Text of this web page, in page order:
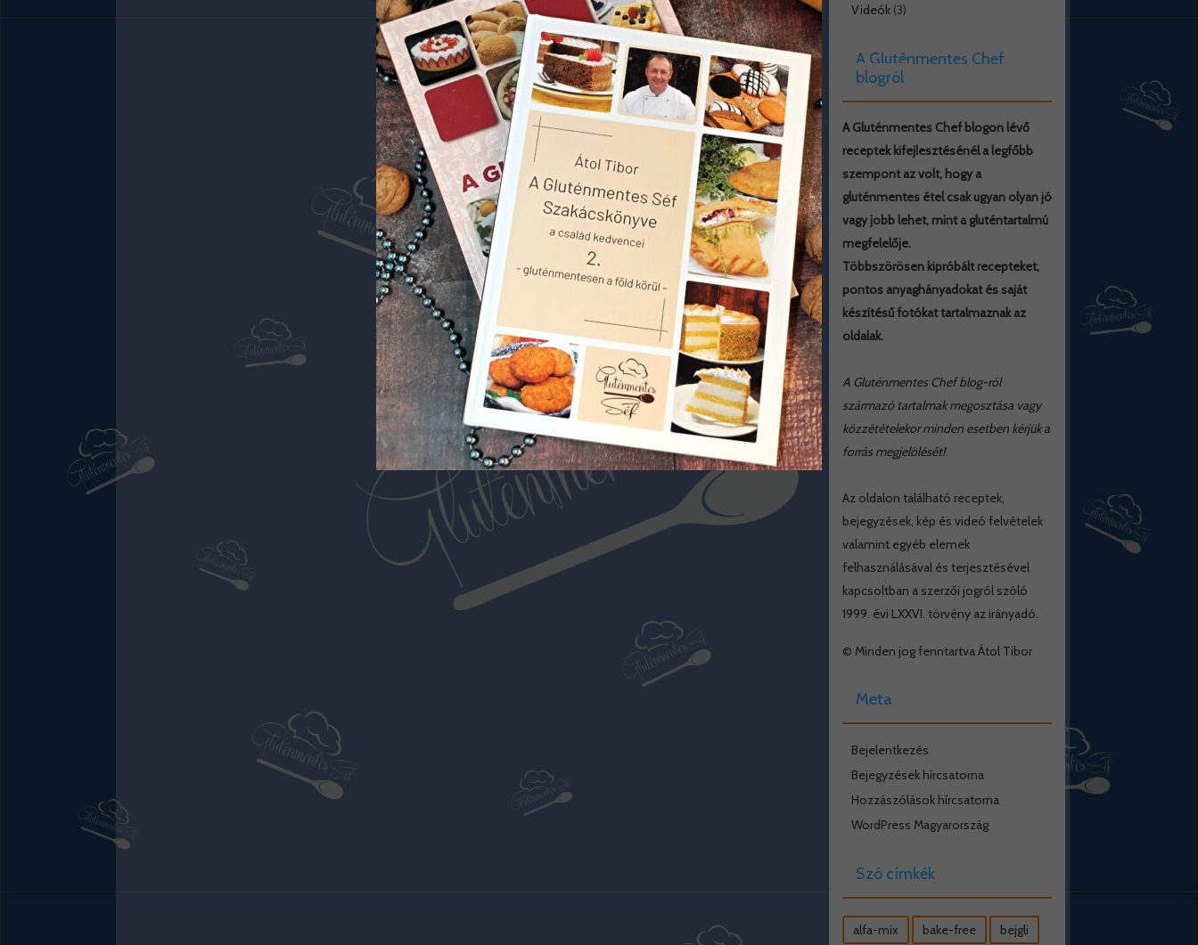
Videók(3)
A Gluténmentes Chef
blogról
A Gluténmentes Chef blogon lévő
receptek kifejlesztésénél a legfőbb
szempont az volt, hogy a
gluténmentes étel csak ugyan olyan jó
vagy jobb lehet, mint a gluténtartalmú
megfelelője.
Többszörösen kipróbált recepteket,
pontos anyaghányadokat és saját
készítésű fotókat tartalmaznak az
oldalak.
A Gluténmentes Chef blog-ról
származó tartalmak megosztása vagy
közzétételekor minden esetben kérjük a
forrás megjelölését!
Az oldalon található receptek,
bejegyzések, kép és videó felvételek
valamint egyéb elemek
felhasználásával és terjesztésével
kapcsoltban a szerzői jogról szóló
1999. évi LXXVI. törvény az irányadó.
© Minden jog fenntartva Átol Tibor
Meta
Bejelentkezés
Bejegyzések hírcsatorna
Hozzászólások hírcsatorna
WordPress Magyarország
Szó címkék
alfa-mix bake-free bejgli